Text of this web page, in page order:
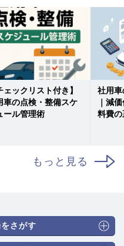
ェックリスト付き】
車の点検・整備スケ
ール管理術
社用
｜減
料費
もっと見る
さがす